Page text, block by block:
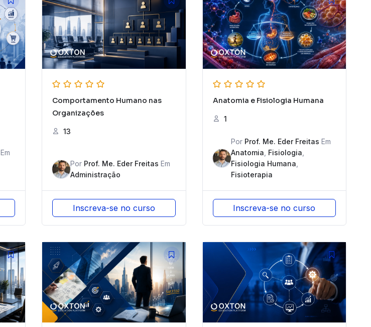
Em
Comportamento Humano nas
Organizações
13
Por Prof. Me. Eder Freitas Em
Administração
Inscreva-se no curso
Anatomia e Fisiologia Humana
1
Por Prof. Me. Eder Freitas Em
Anatomia Fisiologia
Fisiologia Humana
Fisioterapia
Inscreva-se no curso